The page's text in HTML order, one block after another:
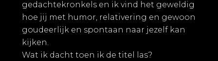
gedachtekronkels en ik vind het geweldig
hoe jij met humor, relativering en gewoon
goudeerlijk en spontaan naar jezelf kan
kijken.
Wat ik dacht toen ik de titel las?